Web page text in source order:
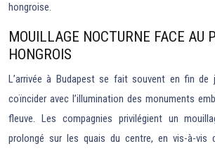
hongroise.
MOUILLAGE NOCTURNE FACE AU
HONGROIS
L’arrivée à Budapest se fait souvent en fin de
coïncider avec l’illumination des monuments
fleuve. Les compagnies privilégient un
prolongé sur les quais du centre, en vis-à-vis